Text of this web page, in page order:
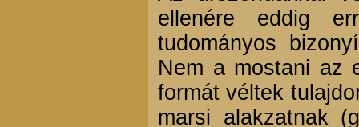
ellenére eddig
tudományos
Nem a mostani az
formát véltek
marsi alakzatnak